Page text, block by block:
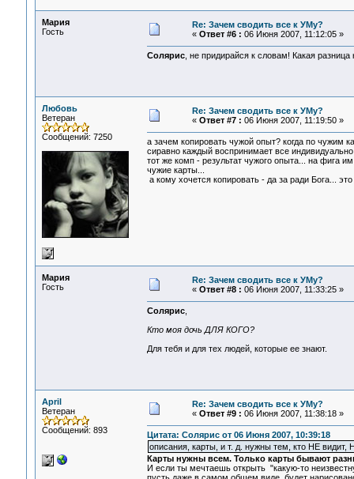
Мария
Гость
Re: Зачем сводить все к УМу?
« Ответ #6 : 06 Июня 2007, 11:12:05 »
Солярис, не придирайся к словам! Какая
Любовь
Ветеран
Сообщений: 7250
Re: Зачем сводить все к УМу?
« Ответ #7 : 06 Июня 2007, 11:19:50 »
а зачем копировать чужой опыт? когда по чужим
сиравно каждый воспринимает все
тот же комп - результат чужого опыта... на фига
чужие карты...
а кому хочется копировать - да за ради Бога...
Мария
Гость
Re: Зачем сводить все к УМу?
« Ответ #8 : 06 Июня 2007, 11:33:25 »
Солярис,
Кто моя дочь ДЛЯ КОГО?
Для тебя и для тех людей, которые ее знают.
April
Ветеран
Сообщений: 893
Re: Зачем сводить все к УМу?
« Ответ #9 : 06 Июня 2007, 11:38:18 »
Цитата: Солярис от 06 Июня 2007, 10:39:18
описания, карты, и т. д. нужны тем, кто НЕ
Карты нужны всем. Только карты бывают
И если ты мечтаешь открыть "какую-то